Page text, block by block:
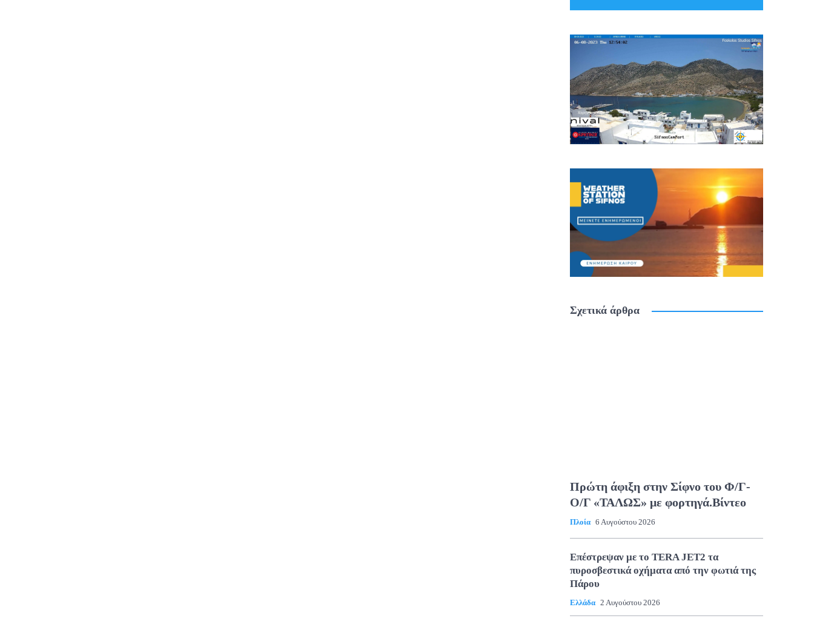
Σχετικά άρθρα
Πρώτη άφιξη στην Σίφνο του Φ/Γ-
Ο/Γ «ΤΑΛΩΣ» με φορτηγά.Βίντεο
Πλοία 6 Αυγούστου 2026
Επέστρεψαν με το TERA JET2 τα
πυροσβεστικά οχήματα από την φωτιά της
Πάρου
Ελλάδα 2 Αυγούστου 2026